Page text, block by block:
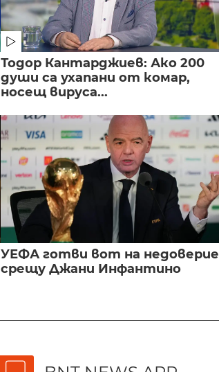
Тодор Кантарджиев: Ако 200
души са ухапани от комар,
носещ вируса...
УЕФА готви вот на недоверие
срещу Джани Инфантино